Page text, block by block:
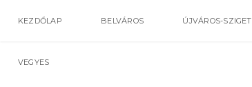
KEZDŐLAP BELVÁROS ÚJVÁROS-SZIGET
VEGYES